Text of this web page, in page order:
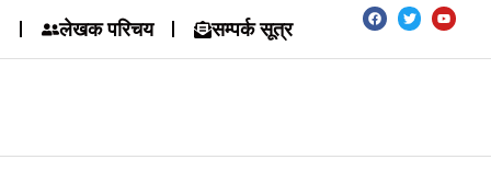
लेखक परिचय सम्पर्क सूत्र